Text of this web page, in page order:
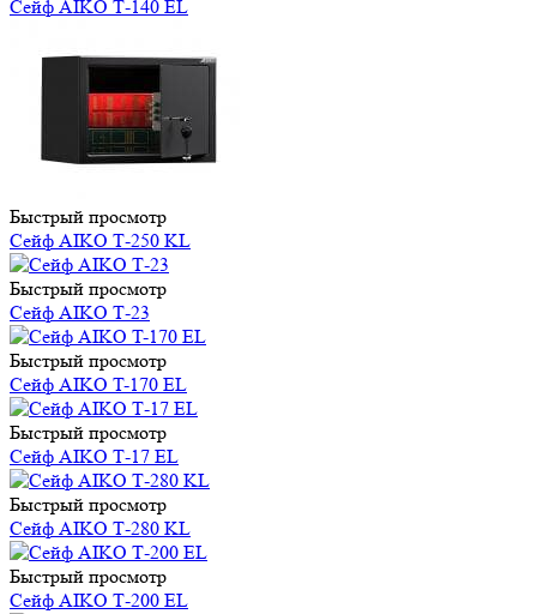
Сейф AIKO Т-140 EL
Быстрый просмотр
Сейф AIKO Т-250 KL
Быстрый просмотр
Сейф AIKO Т-23
Быстрый просмотр
Сейф AIKO T-170 EL
Быстрый просмотр
Сейф AIKO Т-17 EL
Быстрый просмотр
Сейф AIKO Т-280 KL
Быстрый просмотр
Сейф AIKO Т-200 EL